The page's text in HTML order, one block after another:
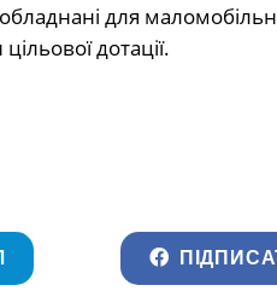
для
дотації.